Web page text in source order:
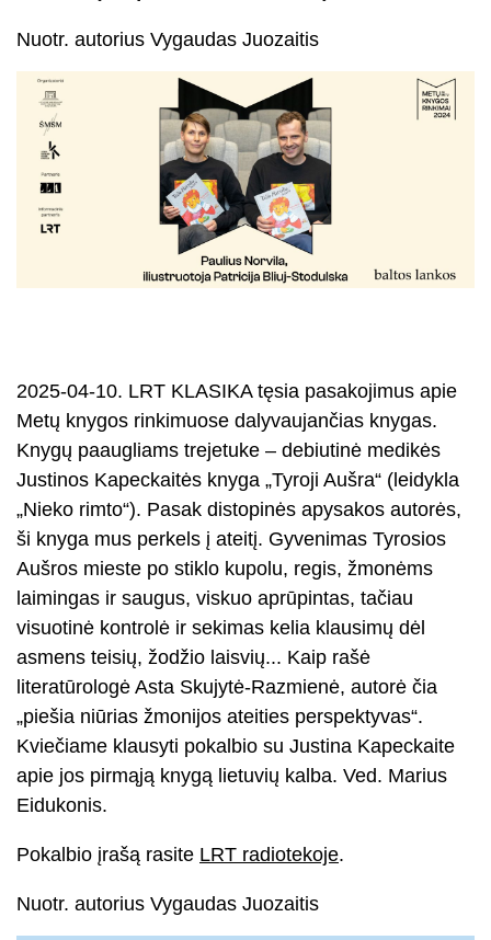
Nuotr. autorius Vygaudas Juozaitis
2025-04-10. LRT KLASIKA tęsia pasakojimus apie
Metų knygos rinkimuose dalyvaujančias knygas.
Knygų paaugliams trejetuke – debiutinė medikės
Justinos Kapeckaitės knyga „Tyroji Aušra“ (leidykla
„Nieko rimto“). Pasak distopinės apysakos autorės,
ši knyga mus perkels į ateitį. Gyvenimas Tyrosios
Aušros mieste po stiklo kupolu, regis, žmonėms
laimingas ir saugus, viskuo aprūpintas, tačiau
visuotinė kontrolė ir sekimas kelia klausimų dėl
asmens teisių, žodžio laisvių... Kaip rašė
literatūrologė Asta Skujytė-Razmienė, autorė čia
„piešia niūrias žmonijos ateities perspektyvas“.
Kviečiame klausyti pokalbio su Justina Kapeckaite
apie jos pirmąją knygą lietuvių kalba. Ved. Marius
Eidukonis.
Pokalbio įrašą rasite LRT radiotekoje.
Nuotr. autorius Vygaudas Juozaitis